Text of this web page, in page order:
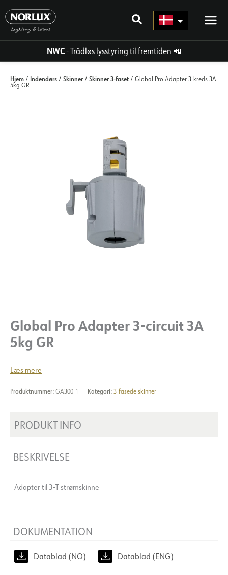
indhold
NWC- Trådløs lysstyring til fremtiden 📲
Hjem / Indendørs / Skinner/ Skinner 3-faset / Global Pro Adapter 3-kreds 3A
5kg GR
Global Pro Adapter 3-circuit 3A
5kg GR
Læs mere
Produktnummer: GA300-1 Kategori: 3-fasede skinner
PRODUKT INFO
BESKRIVELSE
Adapter til 3-T strømskinne
DOKUMENTATION
Datablad (NO) Datablad (ENG)